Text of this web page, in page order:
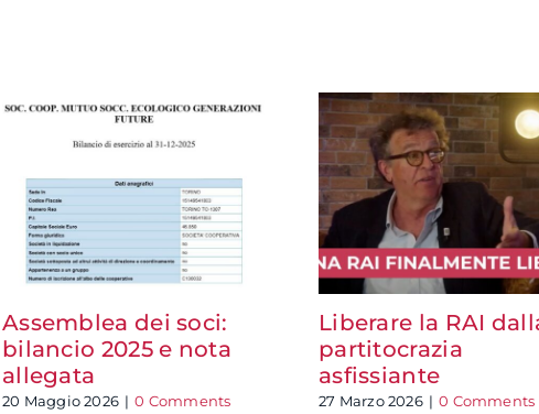
Assemblea dei soci:
bilancio 2025 e nota
allegata
20 Maggio 2026 | 0 Comments
Liberare la RAI
partitocrazia
asfissiante
27 Marzo 2026 | 0 Comments